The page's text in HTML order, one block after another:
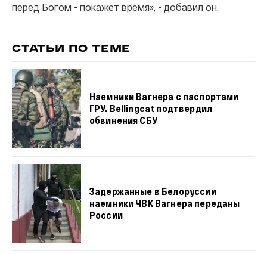
перед Богом - покажет время», - добавил он.
СТАТЬИ ПО ТЕМЕ
Наемники Вагнера с паспортами
ГРУ. Bellingcat подтвердил
обвинения СБУ
Задержанные в Белоруссии
наемники ЧВК Вагнера переданы
России